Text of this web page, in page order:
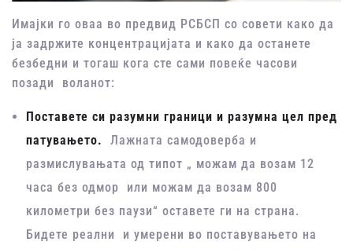
Имајки го оваа во предвид РСБСП со совети како да
ја задржите концентрацијата и како да останете
безбедни и тогаш кога сте сами повеќе часови
позади воланот:
Поставете си разумни граници и разумна цел пред
патувањето.
Лажната самодоверба и
размислувањата од типот „ можам да возам 12
часа без одмор или можам да возам 800
километри без паузи“ оставете ги на страна.
Бидете реални и умерени во поставувањето на